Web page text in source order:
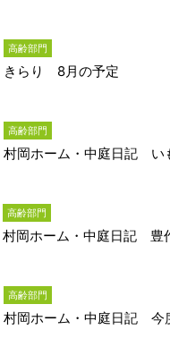
高齢部門
きらり 8月の予定
高齢部門
村岡ホーム・中庭日記 い
高齢部門
村岡ホーム・中庭日記 豊
高齢部門
村岡ホーム・中庭日記 今